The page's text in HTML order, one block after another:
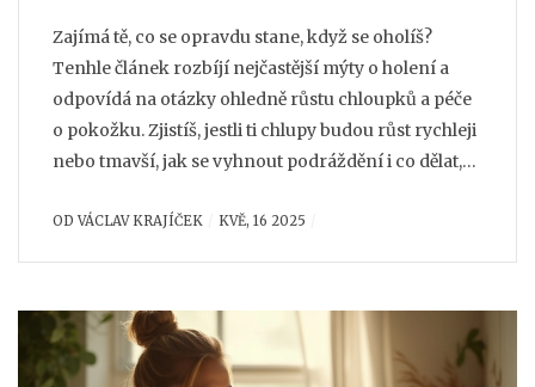
Zajímá tě, co se opravdu stane, když se oholíš?
Tenhle článek rozbíjí nejčastější mýty o holení a
odpovídá na otázky ohledně růstu chloupků a péče
o pokožku. Zjistíš, jestli ti chlupy budou růst rychleji
nebo tmavší, jak se vyhnout podráždění i co dělat,
byla tvoje pokožka hladká bez problémů. Odpovědi
ODVÁCLAV KRAJÍČEK KVĚ, 16 2025